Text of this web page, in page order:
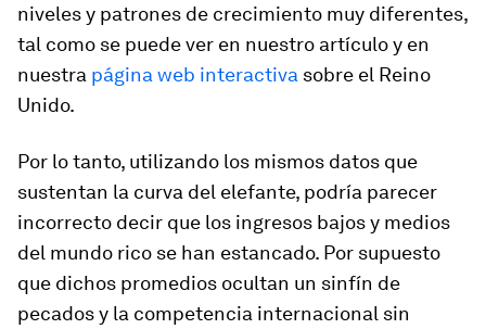
niveles y patrones de crecimiento muy diferentes,
tal como se puede ver en nuestro artículo y en
nuestra página web interactiva sobre el Reino
Unido.
Por lo tanto, utilizando los mismos datos que
sustentan la curva del elefante, podría parecer
incorrecto decir que los ingresos bajos y medios
del mundo rico se han estancado. Por supuesto
que dichos promedios ocultan un sinfín de
pecados y la competencia internacional sin